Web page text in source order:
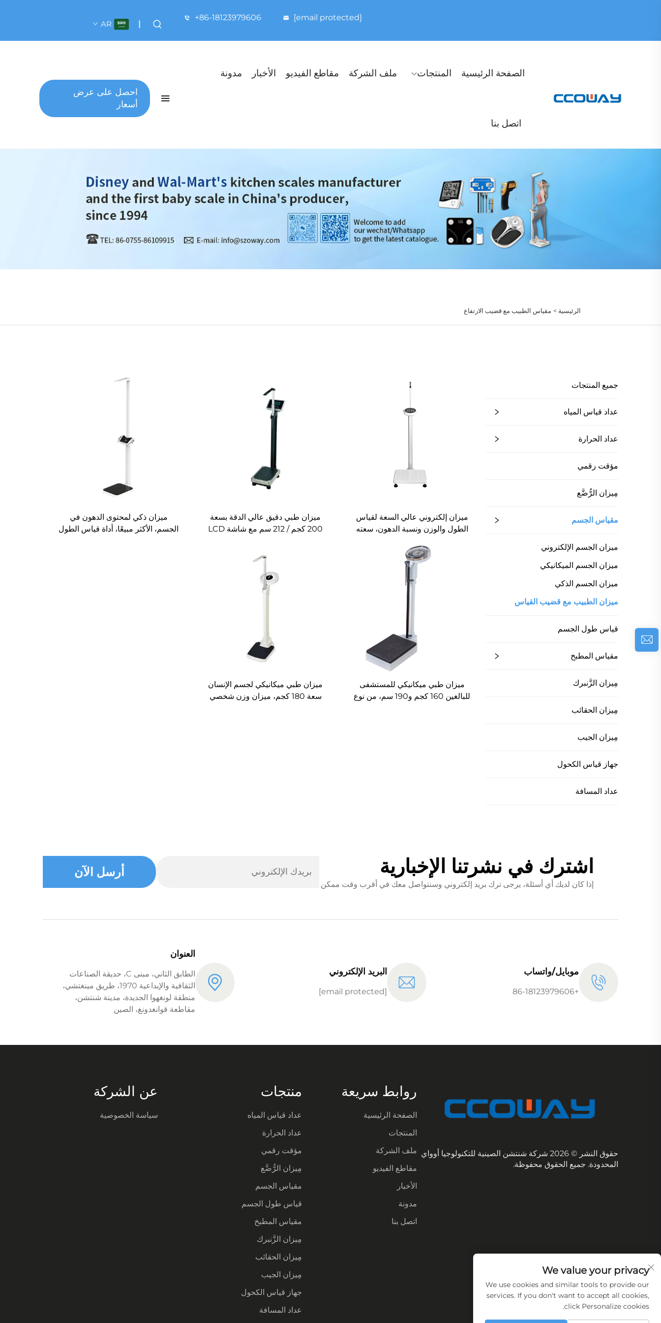
+86-18123979606 [email protected]
|
AR
الصفحة الرئيسية المنتجات ملف الشركة مقاطع الفيديو الأخبار مدونة
اتصل بنا
احصل على عرض
أسعار
الرئيسية > مقياس الطبيب مع قضيب الارتفاع
جميع المنتجات
عداد قياس المياه
عداد الحرارة
مؤقت رقمي
مِيزان الرُّضَّع
مقياس الجسم
ميزان الجسم الإلكتروني
ميزان الجسم الميكانيكي
ميزان الجسم الذكي
ميزان الطبيب مع قضيب القياس
قياس طول الجسم
مقياس المطبخ
مِيزان الزَّنبرك
مِيزان الحقائب
مِيزان الجيب
جهاز قياس الكحول
عداد المسافة
ميزان إلكتروني عالي السعة لقياس
الطول والوزن ونسبة الدهون، سعته
ميزان طبي دقيق عالي الدقة بسعة
200 كجم / 212 سم مع شاشة LCD
ميزان ذكي لمحتوى الدهون في
الجسم، الأكثر مبيعًا، أداة قياس الطول
ميزان طبي ميكانيكي للمستشفى
للبالغين 160 كجم و190 سم، من نوع
ميزان طبي ميكانيكي لجسم الإنسان
سعة 180 كجم، ميزان وزن شخصي
اشترك في نشرتنا الإخبارية
إذا كان لديك أي أسئلة، يرجى ترك بريد إلكتروني وسنتواصل معك في أقرب وقت ممكن
أرسل الآن
موبايل/واتساب
+86-18123979606
البريد الإلكتروني
[email protected]
العنوان
الطابق الثاني، مبنى C، حديقة الصناعات
الثقافية والإبداعية 1970، طريق مينغتشي،
منطقة لونغهوا الجديدة، مدينة شنتشن،
مقاطعة قوانغدونغ، الصين
حقوق النشر © 2026 شركة شنتشن الصينية للتكنولوجيا أوواي
المحدودة. جميع الحقوق محفوظة.
روابط سريعة
الصفحة الرئيسية
المنتجات
ملف الشركة
مقاطع الفيديو
الأخبار
مدونة
اتصل بنا
منتجات
عداد قياس المياه
عداد الحرارة
مؤقت رقمي
مِيزان الرُّضَّع
مقياس الجسم
قياس طول الجسم
مقياس المطبخ
مِيزان الزَّنبرك
مِيزان الحقائب
مِيزان الجيب
جهاز قياس الكحول
عداد المسافة
عن الشركة
سياسة الخصوصية
We value your privacy
We use cookies and similar tools to provide our
services. If you don't want to accept all cookies,
click Personalize cookies.